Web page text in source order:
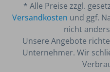
* Alle Preise zzgl.
Versandkosten und ggf.
nicht
Unsere Angebote
Unternehmer. Wir